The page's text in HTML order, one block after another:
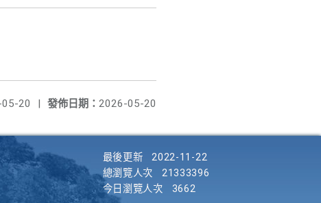
發佈日期： 2026-05-20
20 |
最後更新
2022-11-22
總瀏覽人次
21333396
今日瀏覽人次
3662